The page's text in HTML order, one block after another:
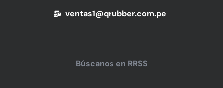
ventas1@qrubber.com.pe
Búscanos en RRSS